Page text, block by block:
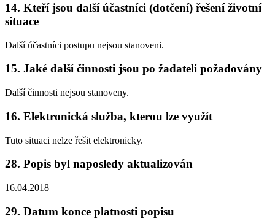
14. Kteří jsou další účastníci (dotčení) řešení životní
situace
Další účastníci postupu nejsou stanoveni.
15. Jaké další činnosti jsou po žadateli požadovány
Další činnosti nejsou stanoveny.
16. Elektronická služba, kterou lze využít
Tuto situaci nelze řešit elektronicky.
28. Popis byl naposledy aktualizován
16.04.2018
29. Datum konce platnosti popisu